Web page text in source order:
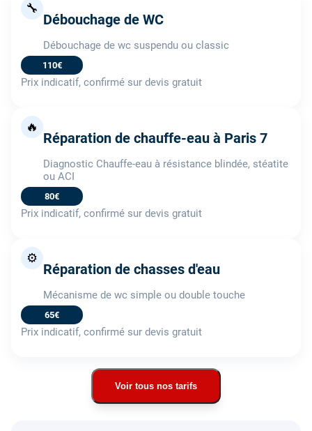
🔧
Débouchage de WC
Débouchage de wc suspendu ou classic
110€
Prix indicatif, confirmé sur devis gratuit
🔥
Réparation de chauffe-eau à Paris 7
Diagnostic Chauffe-eau à résistance blindée, stéatite
ou ACI
80€
Prix indicatif, confirmé sur devis gratuit
⚙️
Réparation de chasses d'eau
Mécanisme de wc simple ou double touche
65€
Prix indicatif, confirmé sur devis gratuit
Voir tous nos tarifs